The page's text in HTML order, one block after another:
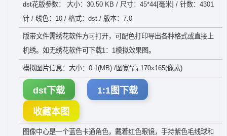
dst花版参数： 大小：30.50 KB / 尺寸：45*44[毫米] / 针数：4301
针 / 线色：10 / 格式：dst / 版本：7.0
版带文件需绣花软件方可打开，可配色打印导出各种格式或直接上
机绣。如无绣花软件可下载1：1模拟效果图。
模拟图片信息：大小：0.1(MB) /图宽*高:170x165(像素)
dst下载 1:1图下载
收藏本图
图像中心是一个蓝色卡通角色，戴着红色眼镜，手持紫色毛线球和